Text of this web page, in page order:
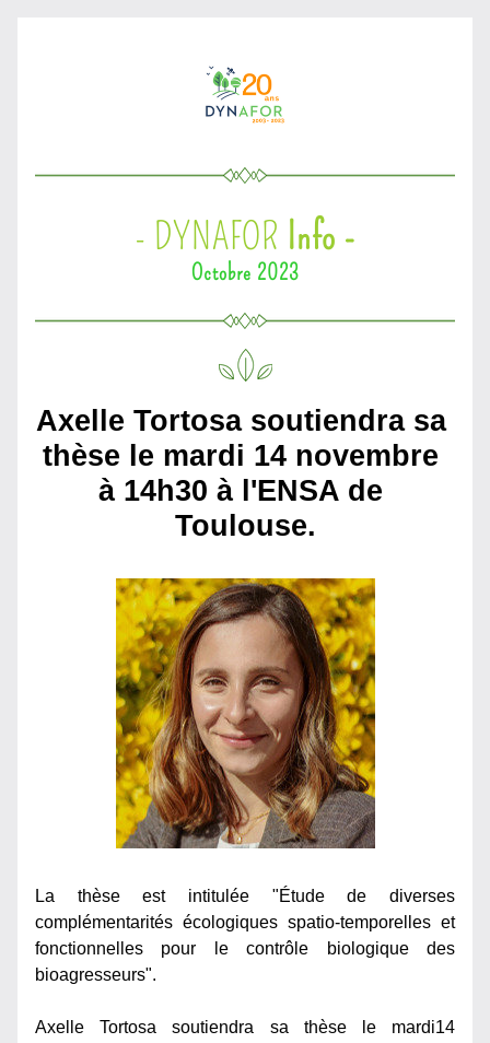
- DYNAFOR Info -
Octobre 2023
Axelle Tortosa soutiendra sa
thèse le mardi 14 novembre
à 14h30 à l'ENSA de
Toulouse.
La thèse est intitulée "Étude de diverses
complémentarités écologiques spatio-temporelles et
fonctionnelles pour le contrôle biologique des
bioagresseurs".
Axelle Tortosa soutiendra sa thèse le mardi14